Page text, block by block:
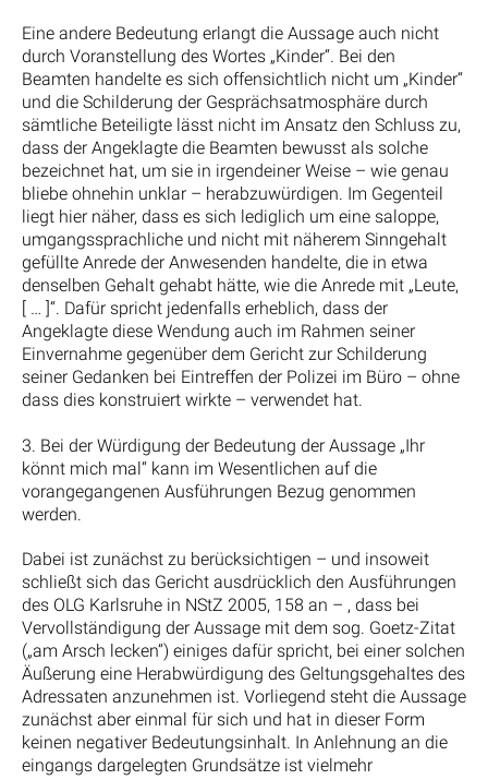
Eine andere Bedeutung erlangt die Aussage auch nicht
durch Voranstellung des Wortes „Kinder“. Bei den
Beamten handelte es sich offensichtlich nicht um „Kinder“
und die Schilderung der Gesprächsatmosphäre durch
sämtliche Beteiligte lässt nicht im Ansatz den Schluss zu,
dass der Angeklagte die Beamten bewusst als solche
bezeichnet hat, um sie in irgendeiner Weise – wie genau
bliebe ohnehin unklar – herabzuwürdigen. Im Gegenteil
liegt hier näher, dass es sich lediglich um eine saloppe,
umgangssprachliche und nicht mit näherem Sinngehalt
gefüllte Anrede der Anwesenden handelte, die in etwa
denselben Gehalt gehabt hätte, wie die Anrede mit „Leute,
[ … ]“. Dafür spricht jedenfalls erheblich, dass der
Angeklagte diese Wendung auch im Rahmen seiner
Einvernahme gegenüber dem Gericht zur Schilderung
seiner Gedanken bei Eintreffen der Polizei im Büro – ohne
dass dies konstruiert wirkte – verwendet hat.
3. Bei der Würdigung der Bedeutung der Aussage „Ihr
könnt mich mal“ kann im Wesentlichen auf die
vorangegangenen Ausführungen Bezug genommen
werden.
Dabei ist zunächst zu berücksichtigen – und insoweit
schließt sich das Gericht ausdrücklich den Ausführungen
des OLG Karlsruhe in NStZ 2005, 158 an – , dass bei
Vervollständigung der Aussage mit dem sog. Goetz-Zitat
(„am Arsch lecken“) einiges dafür spricht, bei einer solchen
Äußerung eine Herabwürdigung des Geltungsgehaltes des
Adressaten anzunehmen ist. Vorliegend steht die Aussage
zunächst aber einmal für sich und hat in dieser Form
keinen negativer Bedeutungsinhalt. In Anlehnung an die
eingangs dargelegten Grundsätze ist vielmehr